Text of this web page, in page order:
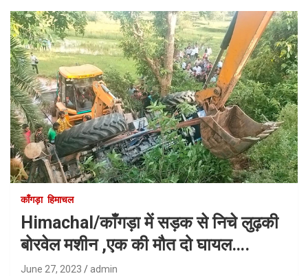
काँगड़ा हिमाचल
Himachal/काँगड़ा में सड़क से निचे लुढ़की
बोरवेल मशीन ,एक की मौत दो घायल….
June 27, 2023 admin